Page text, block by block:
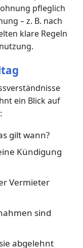
pfleglich
– z. B. nach
klare Regeln
ein Blick auf
gilt wann?
Kündigung
Vermieter
sind
abgelehnt